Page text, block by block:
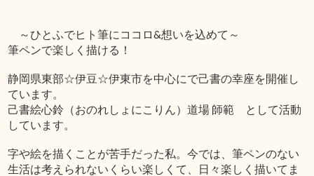
～ひとふでヒト筆にココロ&想いを込めて～
筆ペンで楽しく描ける！
静岡県東部☆伊豆☆伊東市を中心にで己書の幸座を開催し
ています。
己書絵心鈴（おのれしょにこりん）道場 師範 として活動
しています。
字や絵を描くことが苦手だった私。今では、筆ペンのない
生活は考えられないくらい楽しくて、日々楽しく描いてま